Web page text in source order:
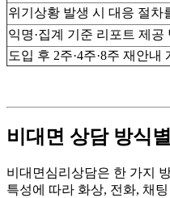
위기상황 발생 시 대응 절차
익명·집계 기준 리포트 제공
도입 후 2주·4주·8주 재안내
비대면 상담 방식
비대면심리상담은 한 가지
특성에 따라 화상, 전화, 채